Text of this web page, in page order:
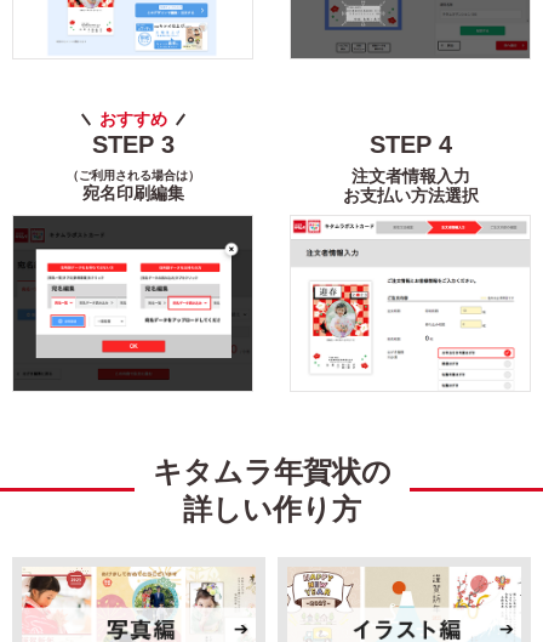
トイ・ストーリー すみっコぐらし
ズートピア2 いしよわちゃん
スヌーピー
おすすめ
STEP 3
（ご利用される場合は）
宛名印刷編集
STEP 4
注文者情報入力
お支払い方法選択
キタムラ年賀状の
詳しい作り方